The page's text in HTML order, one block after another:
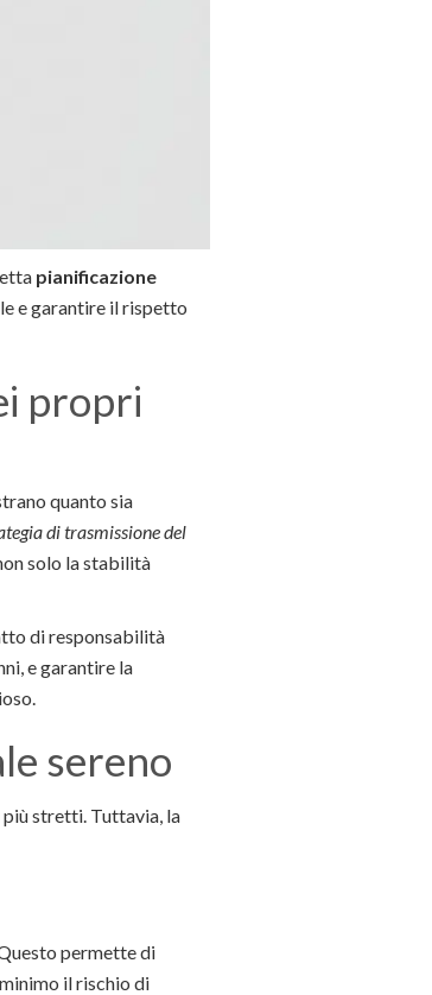
pianificazione
e garantire il rispetto
propri
quanto sia
di trasmissione del
solo la stabilità
di responsabilità
e garantire la
sereno
stretti. Tuttavia, la
permette di
il rischio di